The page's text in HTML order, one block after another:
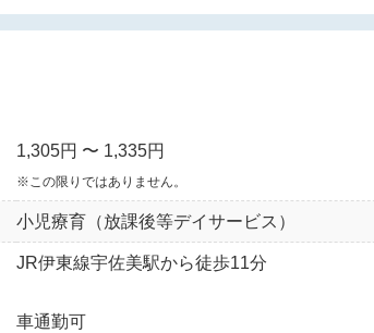
1,305円 〜 1,335円
※この限りではありません。
小児療育（放課後等デイサービス）
JR伊東線宇佐美駅から徒歩11分
車通勤可